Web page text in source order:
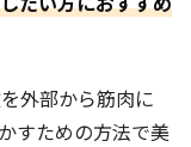
外部から筋肉に
すための方法で美